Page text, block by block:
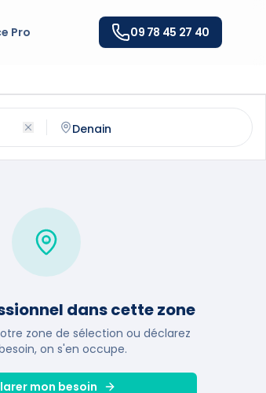
Pro 09 78 45 27 40
qualifié à Denain
dans cette zone
zone de sélection ou déclarez
on s'en occupe.
mon besoin